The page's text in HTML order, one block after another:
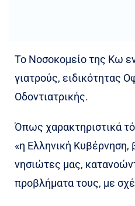
Το Νοσοκομείο της Κω
γιατρούς, ειδικότητας
Οδοντιατρικής.
Όπως χαρακτηριστικά
«η Ελληνική Κυβέρνηση,
νησιώτες μας,
προβλήματα τους, με